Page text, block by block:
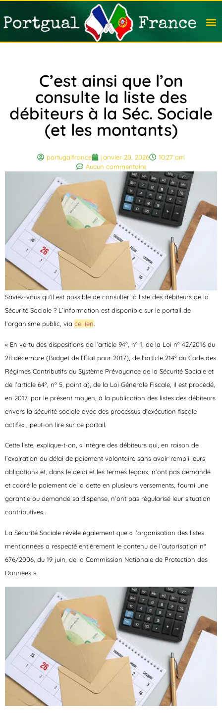
C’est ainsi que l’on
consulte la liste des
débiteurs à la Séc. Sociale
(et les montants)
portugalfrance janvier 20, 2026
10:27 am
Aucun commentaire
Saviez-vous qu’il est possible de consulter la liste des débiteurs de la
Sécurité Sociale ? L’information est disponible sur le portail de
l’organisme public, via ce lien.
« En vertu des dispositions de l’article 94º, nº 1, de la Loi nº 42/2016 du
28 décembre (Budget de l’État pour 2017), de l’article 214º du Code des
Régimes Contributifs du Système Prévoyance de la Sécurité Sociale et
de l’article 64º, nº 5, point a), de la Loi Générale Fiscale, il est procédé,
en 2017, par le présent moyen, à la publication des listes des débiteurs
envers la sécurité sociale avec des processus d’exécution fiscale
actifs« , peut-on lire sur ce portail.
Cette liste, explique-t-on, « intègre des débiteurs qui, en raison de
l’expiration du délai de paiement volontaire sans avoir rempli leurs
obligations et, dans le délai et les termes légaux, n’ont pas demandé
et cadré le paiement de la dette en plusieurs versements, fourni une
garantie ou demandé sa dispense, n’ont pas régularisé leur situation
contributive« .
La Sécurité Sociale révèle également que « l’organisation des listes
mentionnées a respecté entièrement le contenu de l’autorisation nº
676/2006, du 19 juin, de la Commission Nationale de Protection des
Données ».